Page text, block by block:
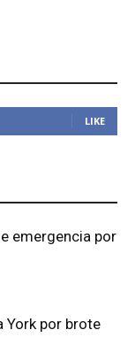
LIKE
emergencia por
York por brote